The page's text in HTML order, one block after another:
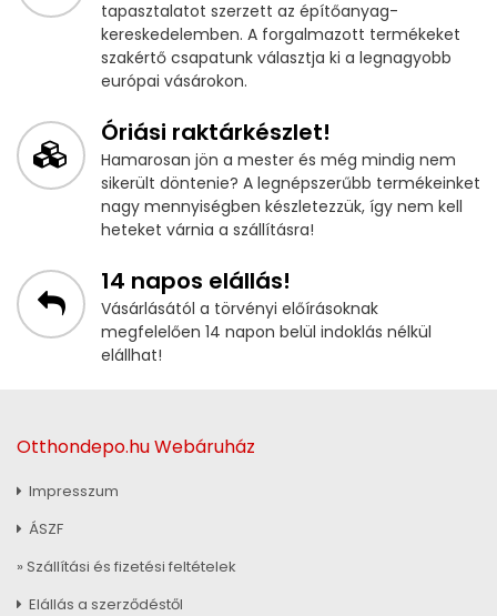
tapasztalatot szerzett az építőanyag-
kereskedelemben. A forgalmazott termékeket
szakértő csapatunk választja ki a legnagyobb
európai vásárokon.
Óriási raktárkészlet!
Hamarosan jön a mester és még mindig nem
sikerült döntenie? A legnépszerűbb termékeinket
nagy mennyiségben készletezzük, így nem kell
heteket várnia a szállításra!
14 napos elállás!
Vásárlásától a törvényi előírásoknak
megfelelően 14 napon belül indoklás nélkül
elállhat!
Otthondepo.hu Webáruház
Impresszum
ÁSZF
» Szállítási és fizetési feltételek
Elállás a szerződéstől